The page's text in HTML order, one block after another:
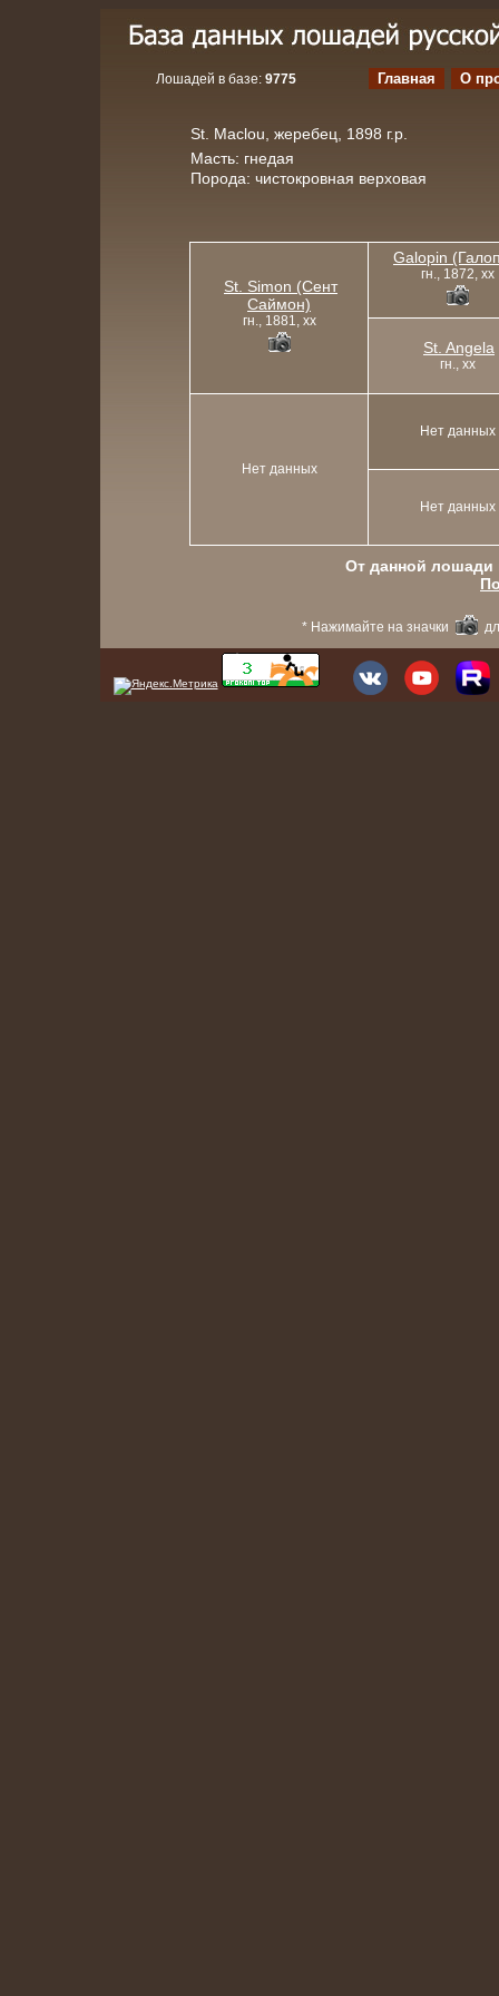
Лошадей в базе: 9775 Главная О
St. Maclou, жеребец, 1898 г.р.
Масть: гнедая
Порода: чистокровная верховая
St. Simon (Сент
Саймон)
гн., 1881, xx
Galopin
гн., 1872, xx
St. Angela
гн., xx
Нет данных
Нет данных
Нет данных
От данной лошади
* Нажимайте на значки